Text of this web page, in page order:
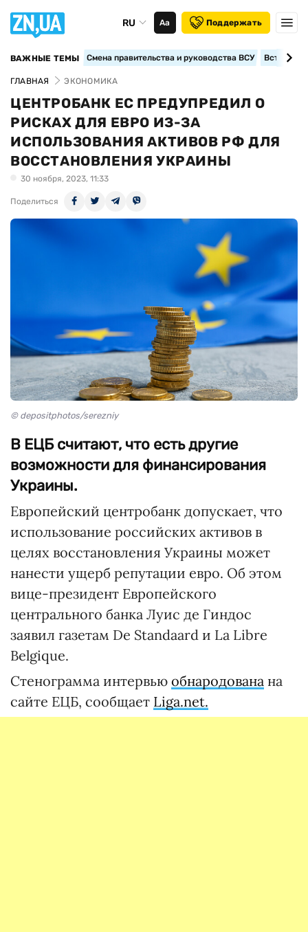
RU Аа Поддержать
ВАЖНЫЕ ТЕМЫ Смена правительства и руководства ВСУ
ГЛАВНАЯ ЭКОНОМИКА
ЦЕНТРОБАНК ЕС ПРЕДУПРЕДИЛ О
РИСКАХ ДЛЯ ЕВРО ИЗ-ЗА
ИСПОЛЬЗОВАНИЯ АКТИВОВ РФ ДЛЯ
ВОССТАНОВЛЕНИЯ УКРАИНЫ
30 ноября, 2023, 11:33
Поделиться
© depositphotos/serezniy
В ЕЦБ считают, что есть другие
возможности для финансирования
Украины.
Европейский центробанк допускает, что
использование российских активов в
целях восстановления Украины может
нанести ущерб репутации евро. Об этом
вице-президент Европейского
центрального банка Луис де Гиндос
заявил газетам De Standaard и La Libre
Belgique.
Стенограмма интервью обнародована на
сайте ЕЦБ, сообщает Liga.net.